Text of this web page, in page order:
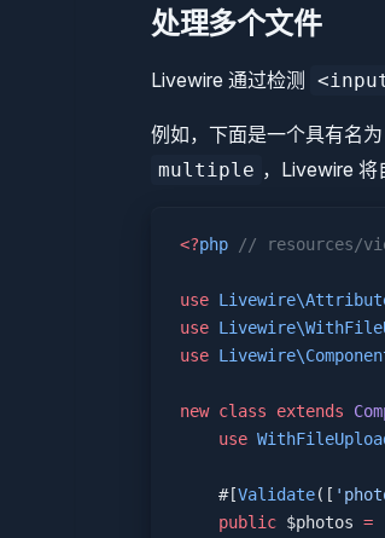
处理多个文件
Livewire 通过检测
例如，下面是一个具有名为
multiple ，Livewire 将
<?php // resources/
use
use
use
new class extends
    use
    #[
Validate([
    public
$photos =